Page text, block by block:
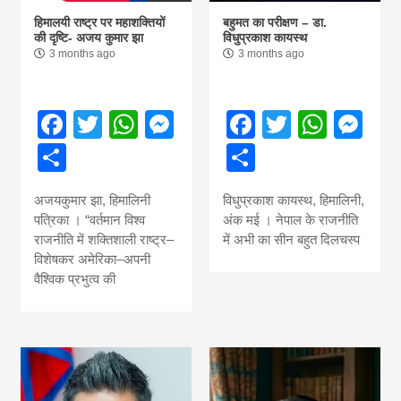
हिमालयी राष्ट्र पर महाशक्तियों
की दृष्टि- अजय कुमार झा
3 months ago
Facebook
TwitterWhatsApp
Messenger
अजयकुमार झा, हिमालिनी
पत्रिका । “वर्तमान विश्व
राजनीति में शक्तिशाली राष्ट्र–
विशेषकर अमेरिका–अपनी
वैश्विक प्रभुत्व की
बहुमत का परीक्षण – डा.
विधुप्रकाश कायस्थ
3 months ago
Facebook
Twitter
Share
विधुप्रकाश कायस्थ, हिमालिनी,
अंक मई । नेपाल के राजनीति
में अभी का सीन बहुत दिलचस्प